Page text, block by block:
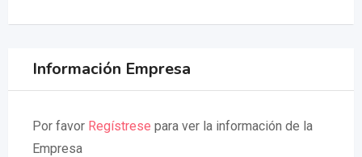
Información Empresa
Por favor Regístrese para ver la información de la
Empresa